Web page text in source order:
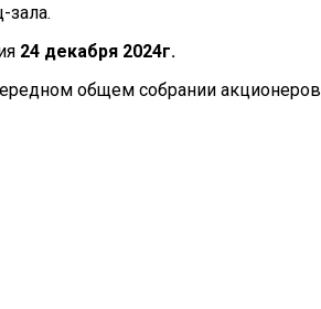
24 декабря 2024г.
общем собрании акционеров